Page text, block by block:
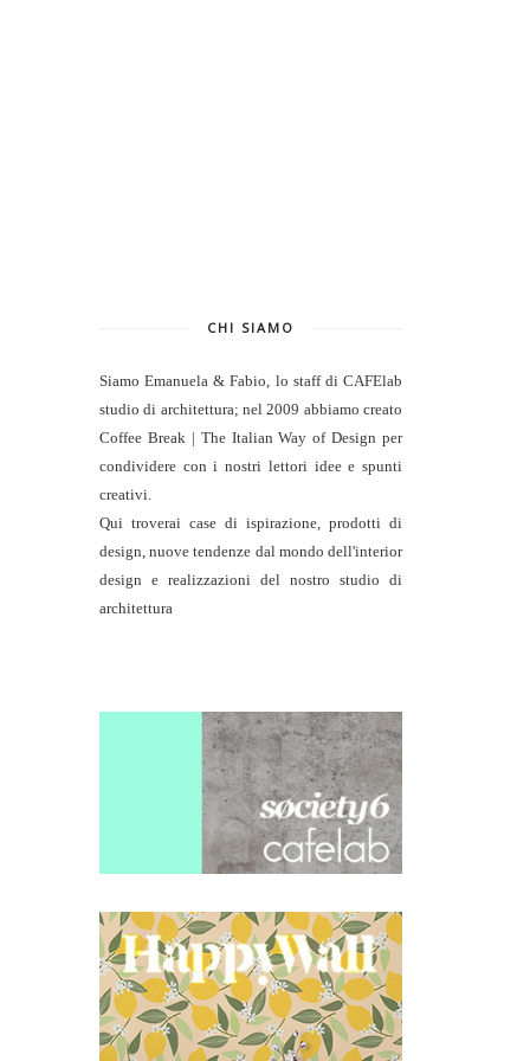
CHI SIAMO
Siamo Emanuela & Fabio, lo staff di CAFElab
studio di architettura; nel 2009 abbiamo creato
Coffee Break | The Italian Way of Design per
condividere con i nostri lettori idee e spunti
creativi.
Qui troverai case di ispirazione, prodotti di
design, nuove tendenze dal mondo dell'interior
design e realizzazioni del nostro studio di
architettura